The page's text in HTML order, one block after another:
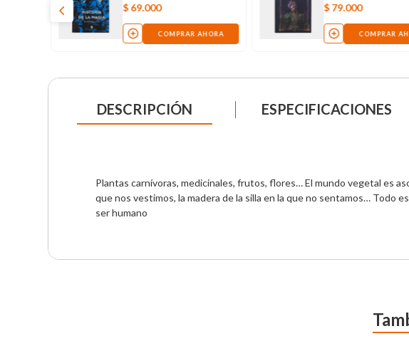
$ 69.000
COMPRAR AHORA
$ 79.000
COMPRAR
DESCRIPCIÓN ESPECIFICACIONES
Plantas carnívoras, medicinales, frutos, flores… El mundo vegetal es
que nos vestimos, la madera de la silla en la que no sentamos… Todo
ser humano